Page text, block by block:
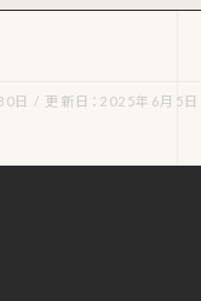
日 / 更新日：2025年6月5日